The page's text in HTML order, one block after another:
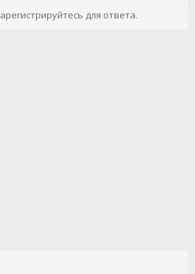
для ответа.